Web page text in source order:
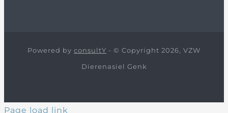
Powered by consultY - © Copyright 2026, VZW
Dierenasiel Genk
Page load link